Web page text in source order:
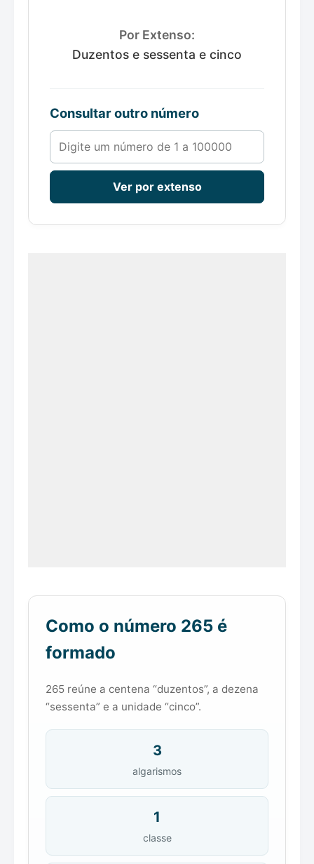
Por Extenso:
Duzentos e sessenta e cinco
Consultar outro número
Número de 1 a 100000
Ver por extenso
Como o número 265 é
formado
265 reúne a centena “duzentos”, a dezena
“sessenta” e a unidade “cinco”.
3
algarismos
1
classe